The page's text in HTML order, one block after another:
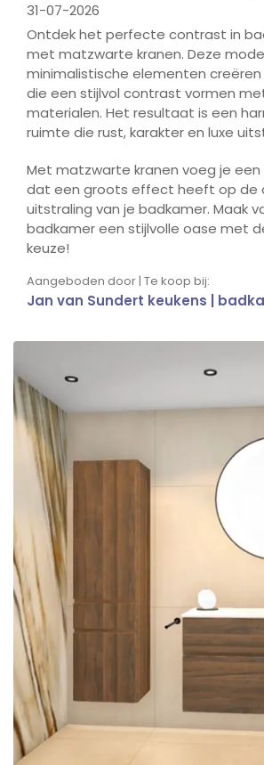
31-07-2026
Ontdek het perfecte contrast in
met matzwarte kranen. Deze
minimalistische elementen creëren
die een stijlvol contrast vormen
materialen. Het resultaat is een
ruimte die rust, karakter en luxe
Met matzwarte kranen voeg je
dat een groots effect heeft op de
uitstraling van je badkamer. Maak
badkamer een stijlvolle oase met
keuze!
Aangeboden door | Te koop bij:
Jan van Sundert keukens |